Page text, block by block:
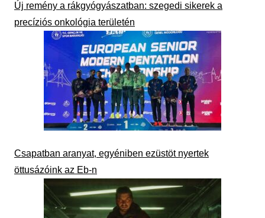
Új remény a rákgyógyászatban: szegedi sikerek a
precíziós onkológia területén
Csapatban aranyat, egyéniben ezüstöt nyertek
öttusázóink az Eb-n